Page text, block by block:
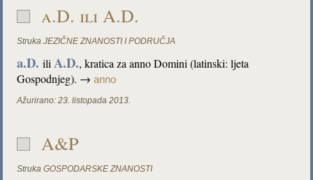
a.D. ili A.D.
Struka JEZIČNE ZNANOSTI I PODRUČJA
a.D.ili A.D., kratica za anno Domini (latinski: ljeta
Gospodnjeg). →anno
Ažurirano: 23. listopada 2013.
A&P
Struka GOSPODARSKE ZNANOSTI